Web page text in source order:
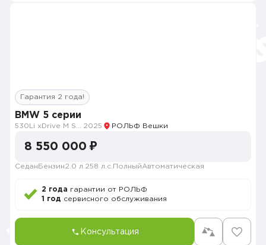
Гарантия 2 года!
BMW 5 серии
2025 РОЛЬФ Вешки
8 550 000 ₽
Седан Бензин2.0 л. 258 л.с. ПолныйАвтоматическая
2 года гарантии от РОЛЬФ
1 год сервисного обслуживания
Консультация